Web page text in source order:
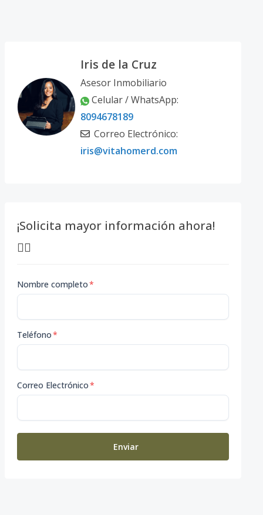
Iris de la Cruz
Asesor Inmobiliario
Celular / WhatsApp:
8094678189
Correo Electrónico:
iris@vitahomerd.com
¡Solicita mayor información ahora!
👇🏽
Nombre completo*
Teléfono*
Correo Electrónico*
Enviar